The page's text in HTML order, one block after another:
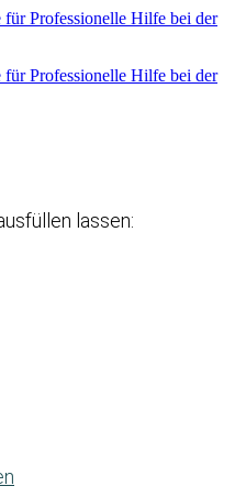
für Professionelle Hilfe bei der
für Professionelle Hilfe bei der
lassen: